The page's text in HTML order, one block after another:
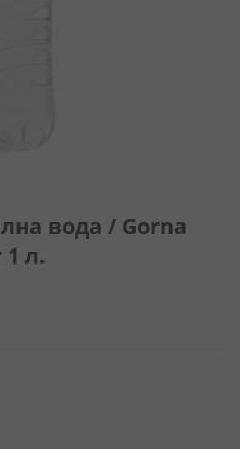
вода / Gorna
л.